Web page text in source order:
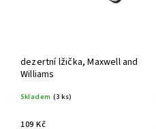
dezertní lžička, Maxwell and
Williams
Skladem (3 ks)
109 Kč